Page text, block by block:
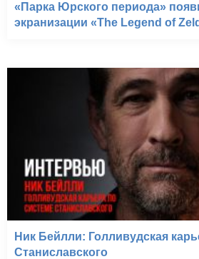
«Парка Юрского периода»
экранизации «The Legend of
Ник Бейлли: Голливудская
Станиславского